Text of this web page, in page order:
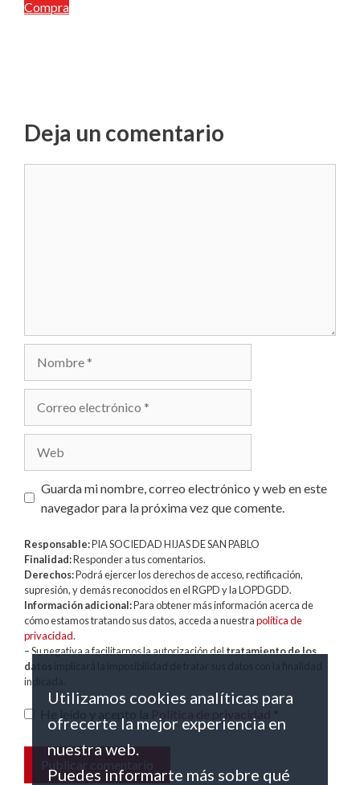
Compra
Deja un comentario
electrónico
Guarda mi nombre, correo electrónico y web en este
navegador para la próxima vez que comente.
Responsable:PIA SOCIEDAD HIJAS DE SAN PABLO
Finalidad:Responder a tus comentarios.
Derechos:Podrá ejercer los derechos de acceso, rectificación,
supresión, y demás reconocidos en el RGPD y la LOPDGDD.
Información adicional:Para obtener más información acerca de
cómo estamos tratando sus datos, acceda a nuestrapolítica de
privacidad.
– Su negativa a facilitarnos la autorización del tratamiento de los
datos
indicada.
Política de privacidad
Utilizamos cookies analíticas para
ofrecerte la mejor experiencia en
nuestra web.
Puedes informarte más sobre qué